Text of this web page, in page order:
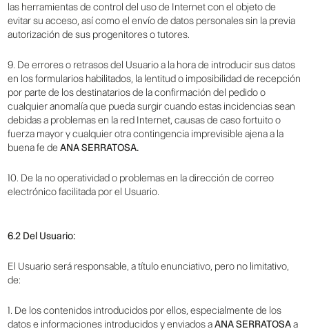
las herramientas de control del uso de Internet con el objeto de
evitar su acceso, así como el envío de datos personales sin la previa
autorización de sus progenitores o tutores.
9. De errores o retrasos del Usuario a la hora de introducir sus datos
en los formularios habilitados, la lentitud o imposibilidad de recepción
por parte de los destinatarios de la confirmación del pedido o
cualquier anomalía que pueda surgir cuando estas incidencias sean
debidas a problemas en la red Internet, causas de caso fortuito o
fuerza mayor y cualquier otra contingencia imprevisible ajena a la
buena fe deANA SERRATOSA.
10. De la no operatividad o problemas en la dirección de correo
electrónico facilitada por el Usuario.
6.2 Del Usuario:
El Usuario será responsable, a título enunciativo, pero no limitativo,
de:
1. De los contenidos introducidos por ellos, especialmente de los
datos e informaciones introducidos y enviados aANA SERRATOSAa